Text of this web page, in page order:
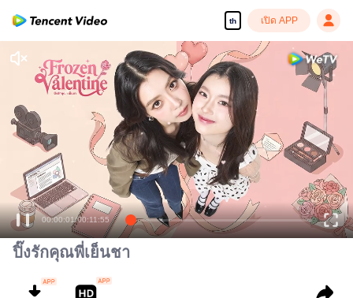
th เปิด APP
00:00:01/00:11:55
ปิ๊งรักคุณพี่เย็นชา